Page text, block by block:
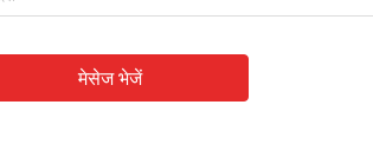
मेसेज भेजें